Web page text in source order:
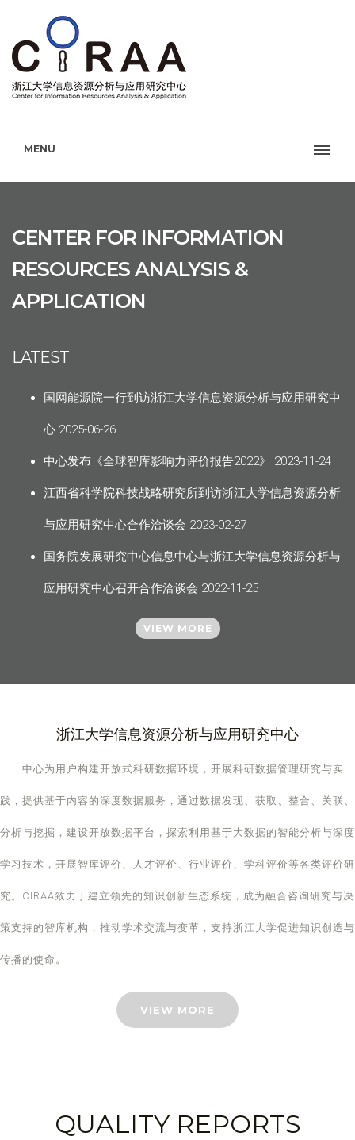
MENU
CENTER FOR INFORMATION
RESOURCES ANALYSIS &
APPLICATION
LATEST
国网能源院一行到访浙江大学信息资源分析与应用研究中
心 2025-06-26
中心发布《全球智库影响力评价报告2022》 2023-11-24
江西省科学院科技战略研究所到访浙江大学信息资源分析
与应用研究中心合作洽谈会 2023-02-27
国务院发展研究中心信息中心与浙江大学信息资源分析与
应用研究中心召开合作洽谈会 2022-11-25
VIEW MORE
浙江大学信息资源分析与应用研究中心
中心为用户构建开放式科研数据环境，开展科研数据管理研究与实
践，提供基于内容的深度数据服务，通过数据发现、获取、整合、关联、
分析与挖掘，建设开放数据平台，探索利用基于大数据的智能分析与深度
学习技术，开展智库评价、人才评价、行业评价、学科评价等各类评价研
究。CIRAA致力于建立领先的知识创新生态系统，成为融合咨询研究与决
策支持的智库机构，推动学术交流与变革，支持浙江大学促进知识创造与
传播的使命。
VIEW MORE
QUALITY REPORTS